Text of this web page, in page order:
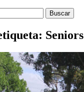
Seniors